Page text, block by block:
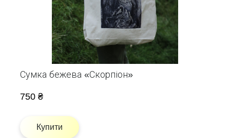
Сумка бежева «Скорпіон»
750 ₴
Купити